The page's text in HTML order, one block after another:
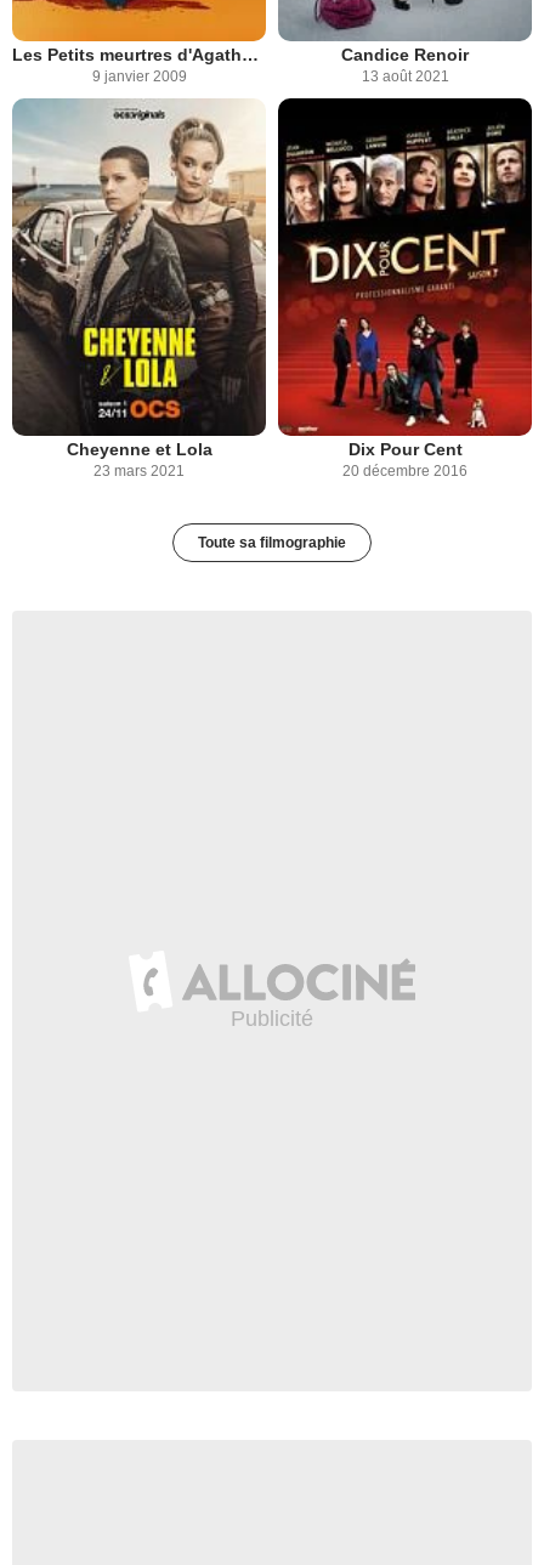
Les Petits meurtres d'Agatha Christie
9 janvier 2009
Candice Renoir
13 août 2021
Cheyenne et Lola
23 mars 2021
Dix Pour Cent
20 décembre 2016
Toute sa filmographie